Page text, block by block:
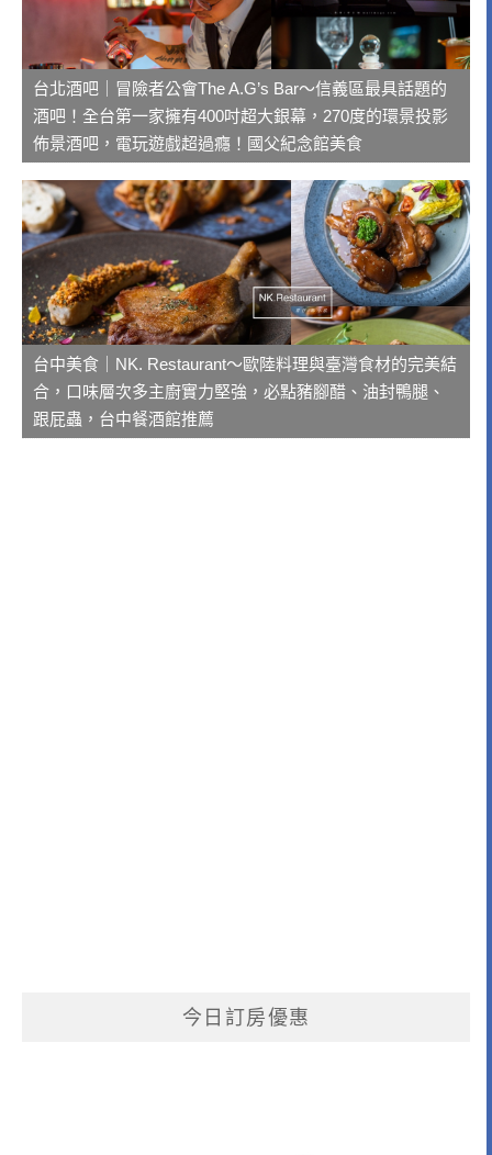
台北酒吧｜冒險者公會The A.G’s Bar～信義區最具話題的
酒吧！全台第一家擁有400吋超大銀幕，270度的環景投影
佈景酒吧，電玩遊戲超過癮！國父紀念館美食
台中美食｜NK. Restaurant～歐陸料理與臺灣食材的完美結
合，口味層次多主廚實力堅強，必點豬腳醋、油封鴨腿、
跟屁蟲，台中餐酒館推薦
今日訂房優惠